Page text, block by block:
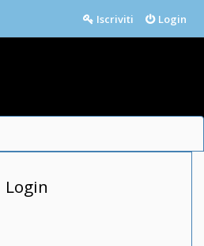
Login
Iscriviti
Login